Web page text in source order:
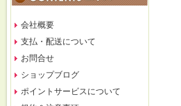
会社概要
支払・配送について
お問合せ
ショップブログ
ポイントサービスについて